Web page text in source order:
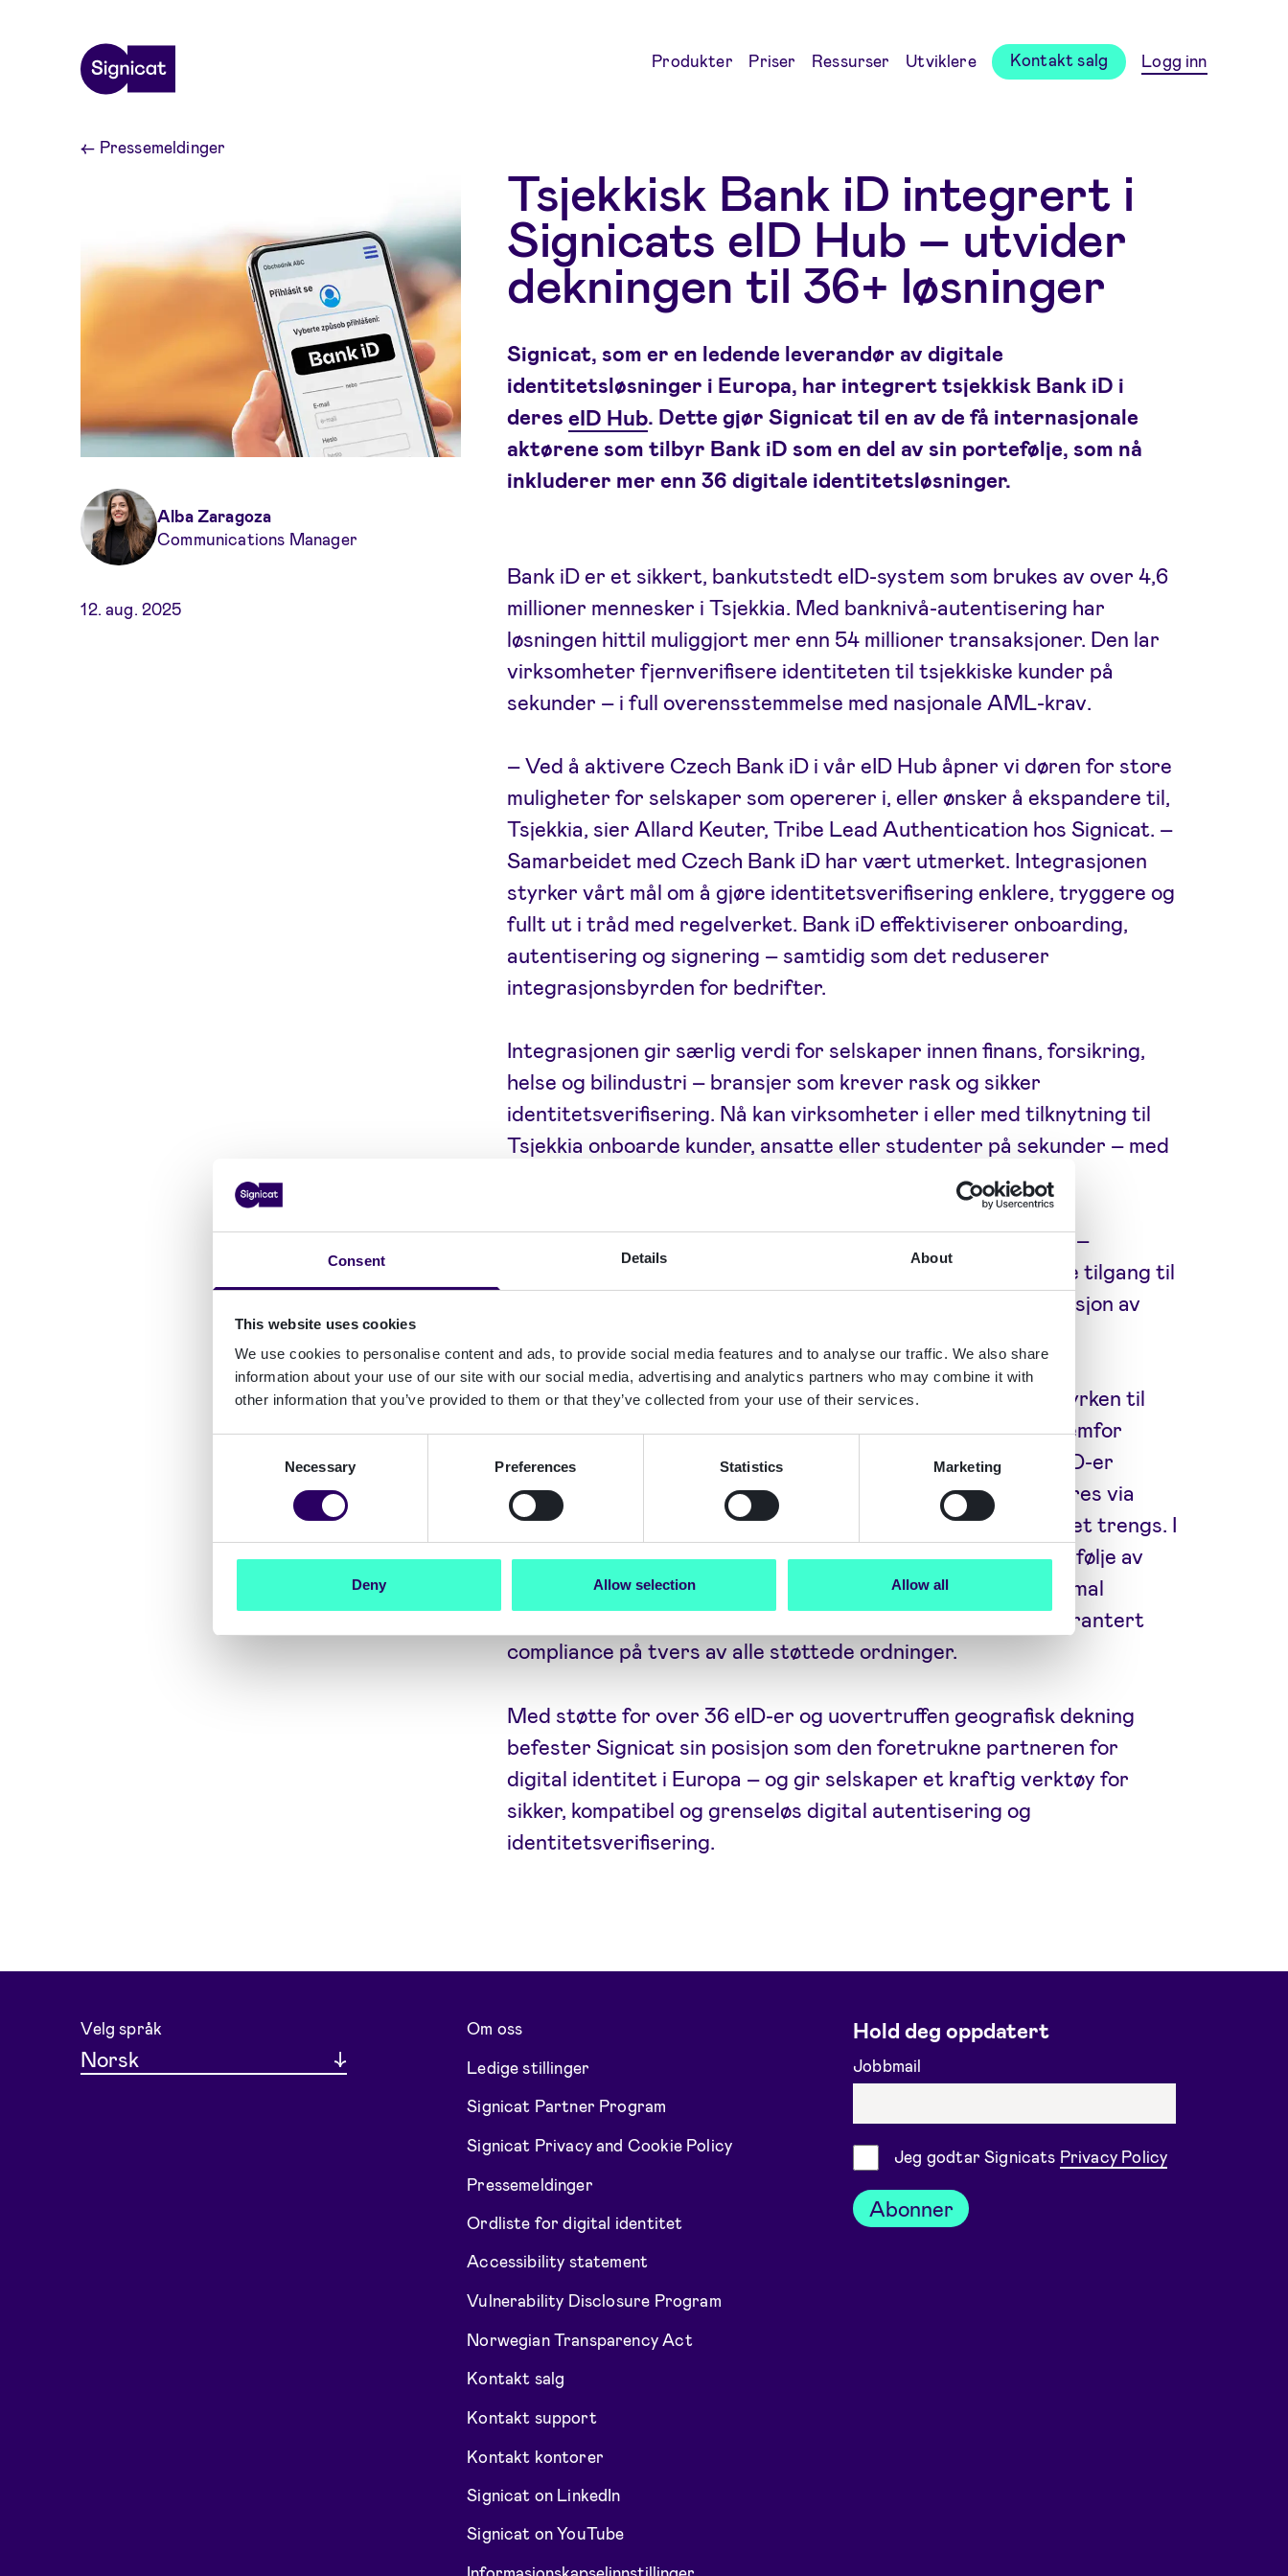
Consent Details About
This website uses cookies
We use cookies to personalise content and ads, to provide social media features and to analyse our traffic. We also share
information about your use of our site with our social media, advertising and analytics partners who may combine it with
other information that you’ve provided to them or that they’ve collected from your use of their services.
Necessary Preferences Statistics Marketing
Deny Allow selection Allow all
Produkter Priser Ressurser Utviklere Kontakt salg Logg inn
← Pressemeldinger
Alba Zaragoza
Communications Manager
12. aug. 2025
Tsjekkisk Bank iD integrert i
Signicats eID Hub – utvider
dekningen til 36+ løsninger
Signicat, som er en ledende leverandør av digitale
identitetsløsninger i Europa, har integrert tsjekkisk Bank iD i
dereseID Hub. Dette gjør Signicat til en av de få internasjonale
aktørene som tilbyr Bank iD som en del av sin portefølje, som nå
inkluderer mer enn 36 digitale identitetsløsninger.
Bank iD er et sikkert, bankutstedt eID-system som brukes av over 4,6
millioner mennesker i Tsjekkia. Med banknivå-autentisering har
løsningen hittil muliggjort mer enn 54 millioner transaksjoner. Den lar
virksomheter fjernverifisere identiteten til tsjekkiske kunder på
sekunder – i full overensstemmelse med nasjonale AML-krav.
– Ved å aktivere Czech Bank iD i vår eID Hub åpner vi døren for store
muligheter for selskaper som opererer i, eller ønsker å ekspandere til,
Tsjekkia, sier Allard Keuter, Tribe Lead Authentication hos Signicat. –
Samarbeidet med Czech Bank iD har vært utmerket. Integrasjonen
styrker vårt mål om å gjøre identitetsverifisering enklere, tryggere og
fullt ut i tråd med regelverket. Bank iD effektiviserer onboarding,
autentisering og signering – samtidig som det reduserer
integrasjonsbyrden for bedrifter.
Integrasjonen gir særlig verdi for selskaper innen finans, forsikring,
helse og bilindustri – bransjer som krever rask og sikker
identitetsverifisering. Nå kan virksomheter i eller med tilknytning til
Tsjekkia onboarde kunder, ansatte eller studenter på sekunder – med
Også selskaper fra Tyskland, Østerrike, Frankrike og Polen –
Tsjekkias største handelspartnere – vil dra nytte av enklere tilgang til
det tsjekkiske markedet, med mulighet for effektiv identifikasjon av
Inkluderingen av tsjekkisk Bank iD viser fleksibiliteten og styrken til
Signicats eID Hub. Løsningen benytter åpne standarder fremfor
proprietære protokoller og gjør det enkelt å legge til nye eID-er
gjennom konfigurasjon. Identitetsdata kan berikes og valideres via
over 200 datakilder, og risikovarsler gir økt sikkerhet der det trengs. I
tillegg kan bedrifter dra nytte av Signicats komplette portefølje av
tjenester – som eIDV og orkestreringsverktøy – for en optimal
arbeidsflyt. Alt skjer gjennom én enkelt integrasjon, med garantert
compliance på tvers av alle støttede ordninger.
Med støtte for over 36 eID-er og uovertruffen geografisk dekning
befester Signicat sin posisjon som den foretrukne partneren for
digital identitet i Europa – og gir selskaper et kraftig verktøy for
sikker, kompatibel og grenseløs digital autentisering og
identitetsverifisering.
Velg språk
Norsk
Om oss
Ledige stillinger
Signicat Partner Program
Signicat Privacy and Cookie Policy
Pressemeldinger
Ordliste for digital identitet
Accessibility statement
Vulnerability Disclosure Program
Norwegian Transparency Act
Kontakt salg
Kontakt support
Kontakt kontorer
Signicat on LinkedIn
Signicat on YouTube
Informasjonskapselinnstillinger
Hold deg oppdatert
Jobbmail
Samtykke
Jeg godtar Signicats Privacy Policy
Abonner